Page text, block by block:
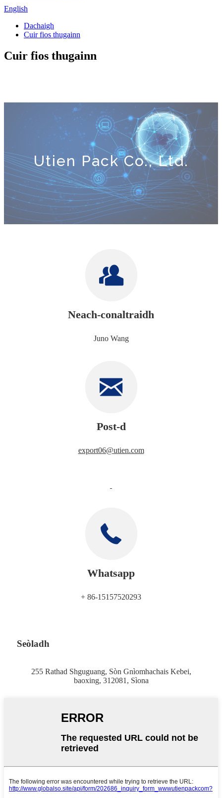
English
Dachaigh
Cuir fios thugainn
Cuir fios thugainn
Utien Pack Co., Ltd.
Neach-conaltraidh
Juno Wang
Post-d
export06@utien.com
Whatsapp
+ 86-15157520293
Seòladh
255 Rathad Shguguang, Sòn Gnìomhachais Kebei,
baoxing, 312081, Sìona